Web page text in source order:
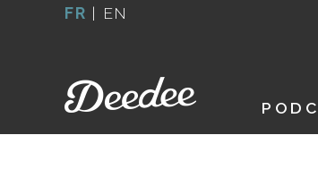
FR | EN